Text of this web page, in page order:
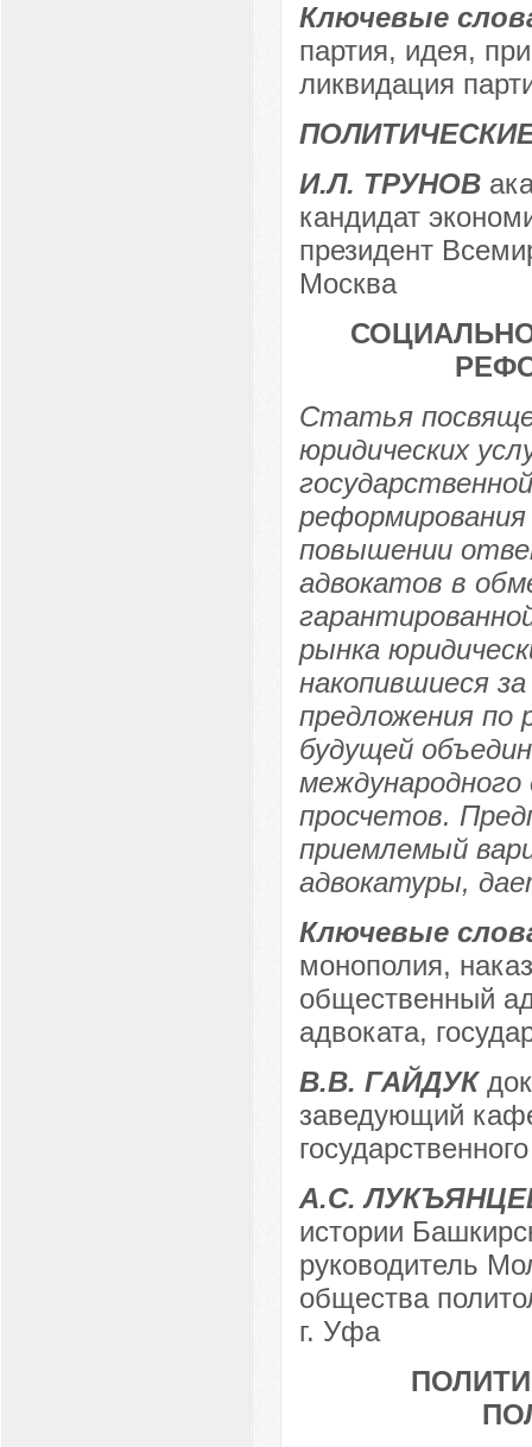
Ключевые
партия, идея,
ликвидация
И.Л. ТРУНОВ
кандидат
президент
Москва
Статья
юридических
повышении
адвокатов в
рынка
накопившиеся
предложения по
будущей
просчетов.
приемлемый
адвокатуры,
Ключевые
монополия,
общественный
адвоката,
В.В. ГАЙДУК
заведующий
А.С.
истории
руководитель
общества
г. Уфа